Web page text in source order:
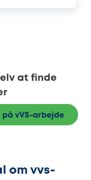
at finde
vVS-arbejde
om vvs-